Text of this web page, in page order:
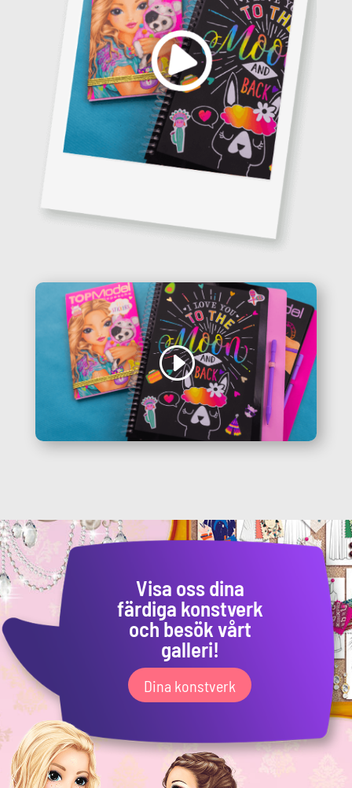
Visa oss dina
färdiga konstverk
och besök vårt
galleri!
Dina konstverk